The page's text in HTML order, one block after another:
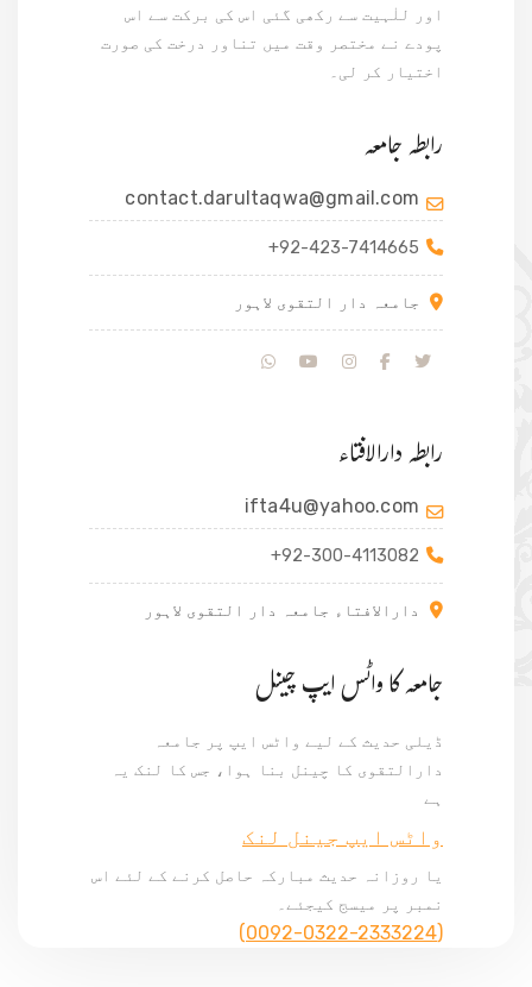
اور للٰہیت سے رکھی گئی اس کی برکت سے اس
پودے نے مختصر وقت میں تناور درخت کی صورت
اختیار کر لی۔
رابطہ جامعہ
contact.darultaqwa@gmail.com
+92-423-7414665
جامعہ دار التقوی لاہور
رابطہ دارالافتاء
ifta4u@yahoo.com
+92-300-4113082
دارالافتاء جامعہ دار التقوی لاہور
جامعہ کا واٹس ایپ چینل
ڈیلی حدیث کے لیے واٹس ایپ پر جامعہ
دارالتقوی کا چینل بنا ہوا، جس کا لنک یہ
ہے
واٹس ایپ جینل لنک
یا روزانہ حدیث مبارکہ حاصل کرنے کے لئے اس
نمبر پر میسج کیجئے۔
(0092-0322-2333224)